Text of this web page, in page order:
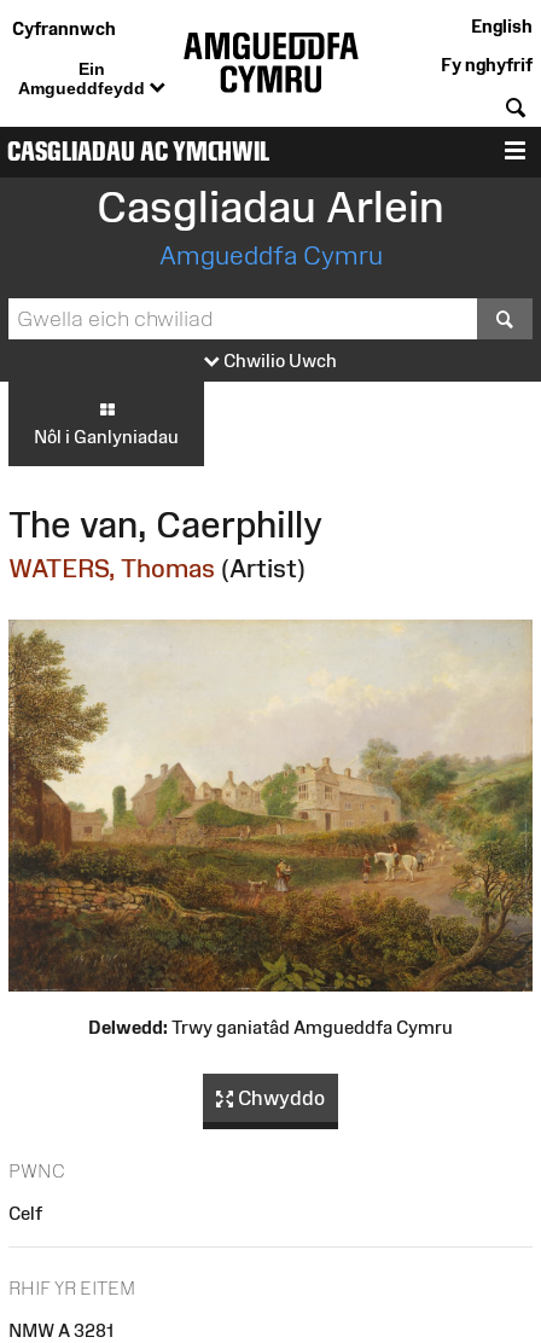
Cyfrannwch
Ein
Amgueddfeydd
English
Fy nghyfrif
CASGLIADAU AC YMCHWIL
Casgliadau Arlein
Amgueddfa Cymru
Chwilio Uwch
Nôl i Ganlyniadau
The van, Caerphilly
WATERS, Thomas (Artist)
Delwedd: Trwy ganiatâd Amgueddfa Cymru
Chwyddo
PWNC
Celf
RHIF YR EITEM
NMW A 3281